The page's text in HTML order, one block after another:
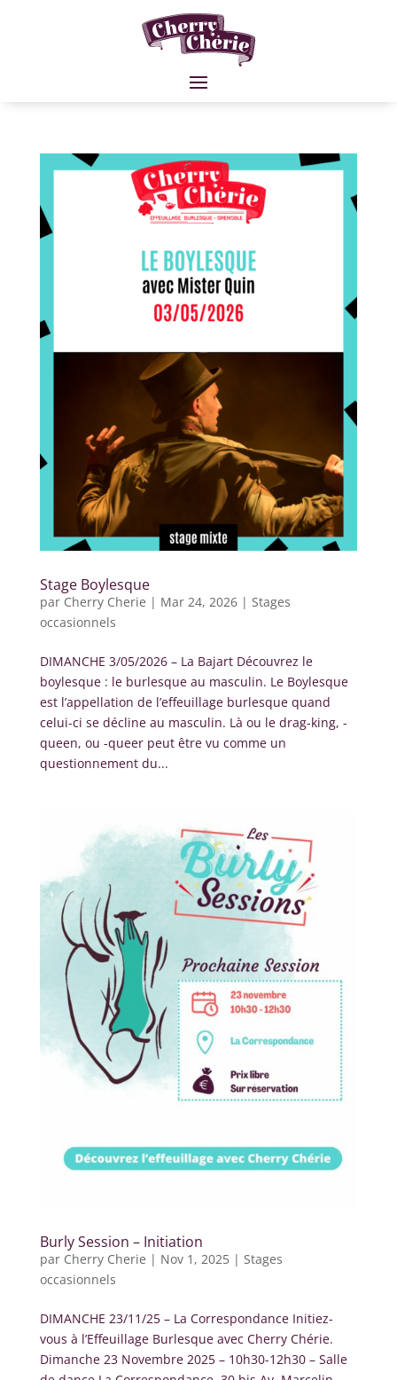
Stage Boylesque
par Cherry Cherie | Mar 24, 2026| Stages
occasionnels
DIMANCHE 3/05/2026 – La Bajart Découvrez le
boylesque : le burlesque au masculin. Le Boylesque
est l’appellation de l’effeuillage burlesque quand
celui-ci se décline au masculin. Là ou le drag-king, -
queen, ou -queer peut être vu comme un
questionnement du...
Burly Session – Initiation
par Cherry Cherie | Nov 1, 2025| Stages
occasionnels
DIMANCHE 23/11/25 – La Correspondance Initiez-
vous à l’Effeuillage Burlesque avec Cherry Chérie.
Dimanche 23 Novembre 2025 – 10h30-12h30 – Salle